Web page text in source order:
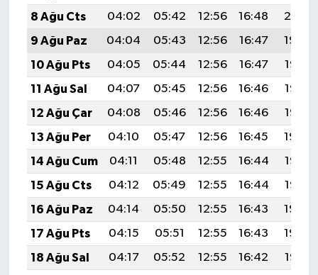
8 Ağu Cts
04:02 05:42 12:56 16:48
20:01
9 Ağu Paz
04:04 05:43 12:56 16:47
19:59
10 Ağu Pts
04:05 05:44 12:56 16:47
19:58
11 Ağu Sal
04:07 05:45 12:56 16:46
19:57
12 Ağu Çar
04:08 05:46 12:56 16:46
19:56
13 Ağu Per
04:10 05:47 12:56 16:45
19:54
14 Ağu Cum
04:11 05:48 12:55 16:44
19:53
15 Ağu Cts
04:12 05:49 12:55 16:44
19:52
16 Ağu Paz
04:14 05:50 12:55 16:43
19:50
17 Ağu Pts
04:15 05:51 12:55 16:43
19:49
18 Ağu Sal
04:17 05:52 12:55 16:42
19:47